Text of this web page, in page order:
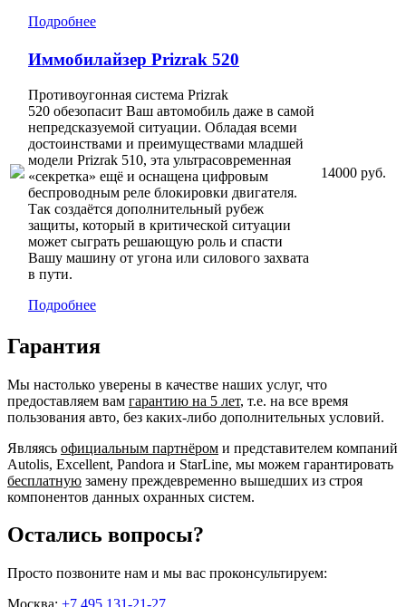
Подробнее
Иммобилайзер Prizrak 520
Противоугонная система Prizrak
520 обезопасит Ваш автомобиль даже в самой
непредсказуемой ситуации. Обладая всеми
достоинствами и преимуществами младшей
модели Prizrak 510, эта ультрасовременная
«секретка» ещё и оснащена цифровым
беспроводным реле блокировки двигателя.
Так создаётся дополнительный рубеж
защиты, который в критической ситуации
может сыграть решающую роль и спасти
Вашу машину от угона или силового захвата
в пути.
Подробнее
14000 руб.
Гарантия
Мы настолько уверены в качестве наших услуг, что
предоставляем вам гарантию на 5 лет, т.е. на все время
пользования авто, без каких-либо дополнительных условий.
Являясь официальным партнёром и представителем компаний
Autolis, Excellent, Pandora и StarLine, мы можем гарантировать
бесплатную замену преждевременно вышедших из строя
компонентов данных охранных систем.
Остались вопросы?
Просто позвоните нам и мы вас проконсультируем: